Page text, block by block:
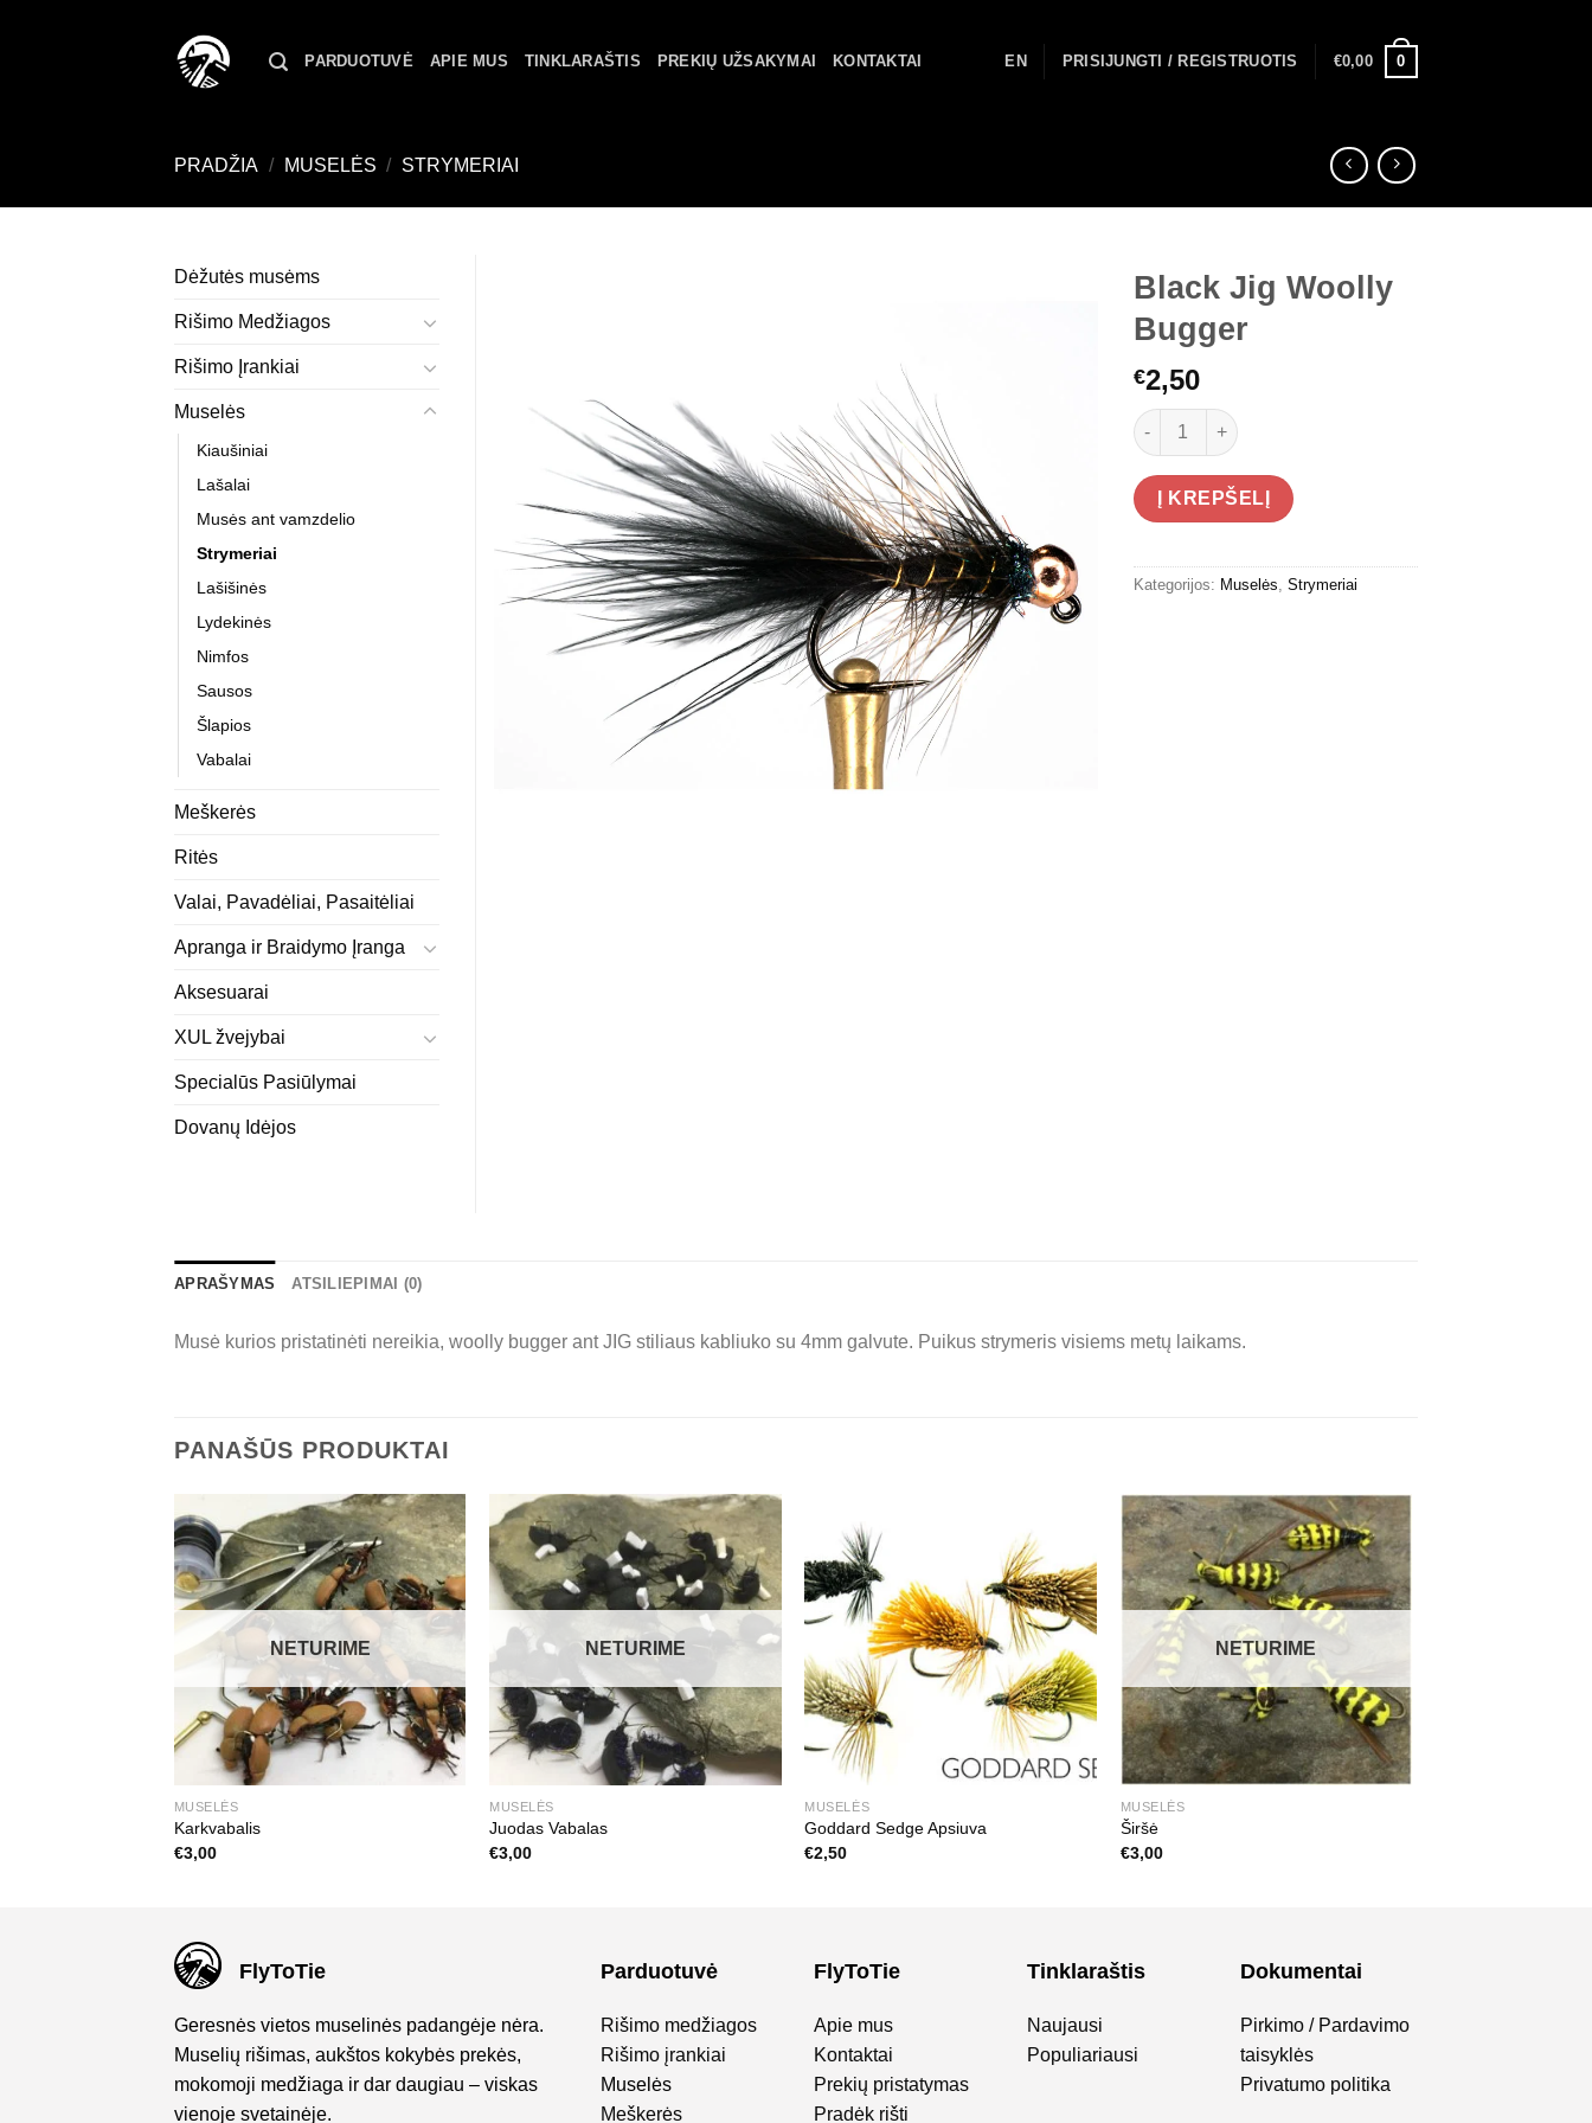
PARDUOTUVĖ APIE MUS TINKLARAŠTIS PREKIŲ UŽSAKYMAI KONTAKTAI EN PRISIJUNGTI / REGISTRUOTIS €0,00 0
PRADŽIA / MUSELĖS / STRYMERIAI
Black Jig Woolly
Bugger
€2,50
produkto kiekis: Black Jig Woolly Bugger
Į KREPŠELĮ
Kategorijos: Muselės Strymeriai
Dėžutės musėms
Rišimo Medžiagos
Rišimo Įrankiai
Muselės
Kiaušiniai
Lašalai
Musės ant vamzdelio
Strymeriai
Lašišinės
Lydekinės
Nimfos
Sausos
Šlapios
Vabalai
Meškerės
Ritės
Valai, Pavadėliai, Pasaitėliai
Apranga ir Braidymo Įranga
Aksesuarai
XUL žvejybai
Specialūs Pasiūlymai
Dovanų Idėjos
APRAŠYMAS ATSILIEPIMAI (0)
Musė kurios pristatinėti nereikia, woolly bugger ant JIG stiliaus kabliuko su 4mm galvute. Puikus strymeris visiems metų laikams.
PANAŠŪS PRODUKTAI
NETURIME
MUSELĖS
Karkvabalis
€3,00
NETURIME
MUSELĖS
Juodas Vabalas
€3,00
MUSELĖS
Goddard Sedge Apsiuva
€2,50
NETURIME
MUSELĖS
Širšė
€3,00
FlyToTie
Geresnės vietos muselinės padangėje nėra.
Muselių rišimas, aukštos kokybės prekės,
mokomoji medžiaga ir dar daugiau – viskas
vienoje svetainėje.
Parduotuvė
Rišimo medžiagos
Rišimo įrankiai
Muselės
Meškerės
FlyToTie
Apie mus
Kontaktai
Prekių pristatymas
Pradėk rišti
Tinklaraštis
Naujausi
Populiariausi
Dokumentai
Pirkimo / Pardavimo
taisyklės
Privatumo politika